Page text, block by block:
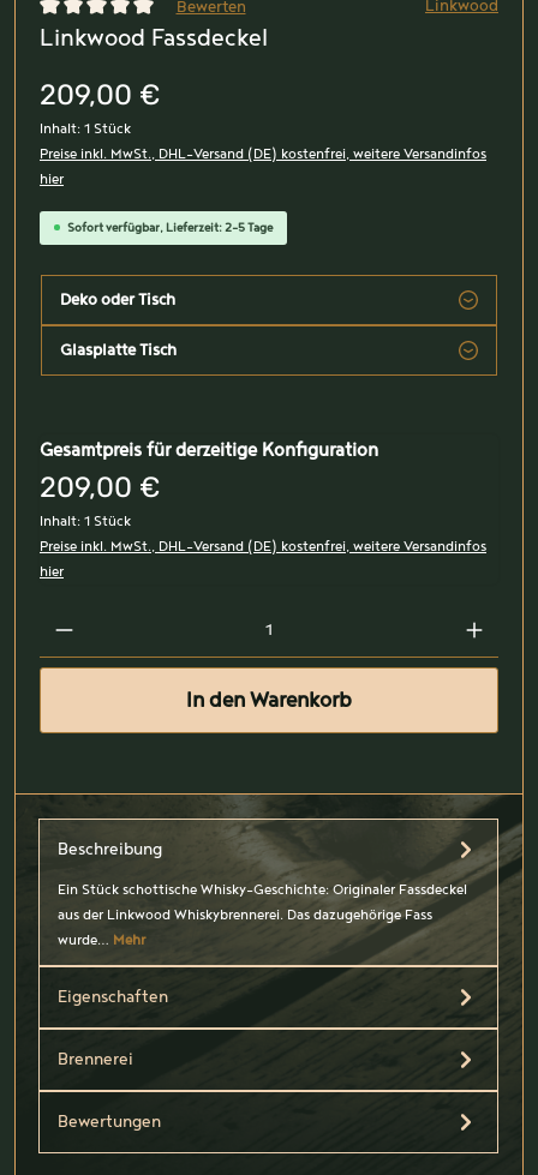
Durchschnittliche Bewertung von 0 von 5 Sternen
Bewerten Linkwood
Linkwood Fassdeckel
209,00 €
Inhalt: 1 Stück
Preise inkl. MwSt., DHL-Versand (DE) kostenfrei, weitere Versandinfos
hier
Sofort verfügbar, Lieferzeit: 2-5 Tage
Deko oder Tisch
Glasplatte Tisch
Gesamtpreis für derzeitige Konfiguration
209,00 €
Inhalt: 1 Stück
Preise inkl. MwSt., DHL-Versand (DE) kostenfrei, weitere Versandinfos
hier
In den Warenkorb
Beschreibung
Ein Stück schottische Whisky-Geschichte: Originaler Fassdeckel
aus der Linkwood Whiskybrennerei. Das dazugehörige Fass
wurde… Mehr
Eigenschaften
Brennerei
Bewertungen